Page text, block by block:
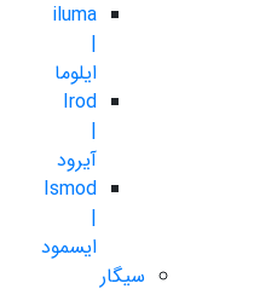
iluma
|
ایلوما
Irod
|
آیرود
Ismod
|
ایسمود
سیگار